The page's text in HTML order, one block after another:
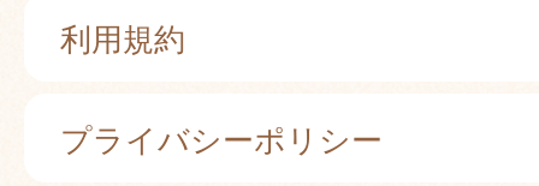
利用規約
プライバシーポリシー